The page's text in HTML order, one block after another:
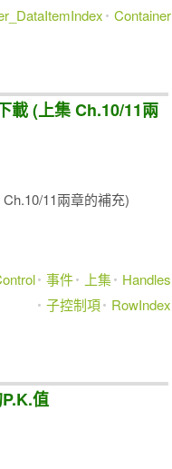
Container
載 (上集 Ch.10/11兩
11兩章的補充)
事件 上集
Handles
子控制項
RowIndex
值